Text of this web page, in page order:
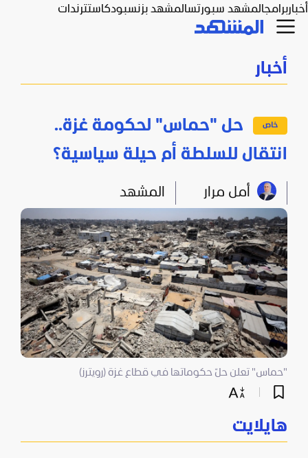
أخباربرامجالمشهد سبورتسالمشهد بزنسبودكاستترندات
أخبار
حل "حماس" لحكومة غزة..
انتقال للسلطة أم حيلة سياسية؟
أمل مرار المشهد
"حماس" تعلن حلّ حكوماتها في قطاع غزة (رويترز)
هايلايت